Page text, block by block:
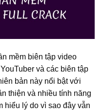
mềm biên tập video
và các biên tập
bản này nổi bật với
thiện và nhiều tính năng
hiểu lý do vì sao đây vẫn